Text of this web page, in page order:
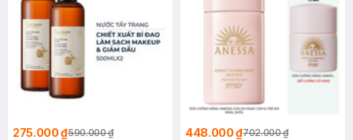
275.000 ₫590.000 ₫ 448.000 ₫702.000 ₫